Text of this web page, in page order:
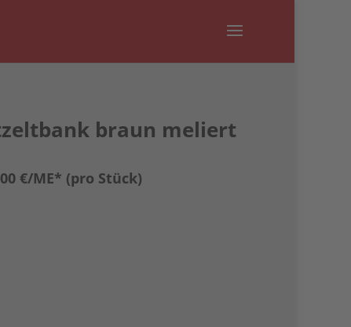
braun meliert
€/ME* (pro Stück)